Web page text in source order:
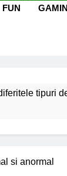
FUN
tipuri
si anormal